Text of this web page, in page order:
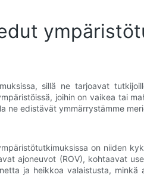
sillä ne tarjoavat
joihin on vaikea tai
ne edistävät ymmärrystämme
on niiden
ajoneuvot (ROV), kohtaavat
ja heikkoa valaistusta,